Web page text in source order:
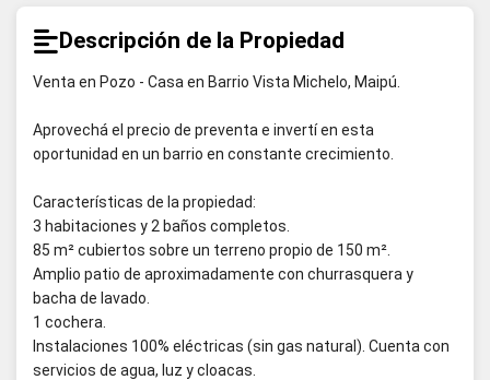
Descripción de la Propiedad
Venta en Pozo - Casa en Barrio Vista Michelo, Maipú.
Aprovechá el precio de preventa e invertí en esta
oportunidad en un barrio en constante crecimiento.
Características de la propiedad:
3 habitaciones y 2 baños completos.
85 m² cubiertos sobre un terreno propio de 150 m².
Amplio patio de aproximadamente con churrasquera y
bacha de lavado.
1 cochera.
Instalaciones 100% eléctricas (sin gas natural). Cuenta con
servicios de agua, luz y cloacas.